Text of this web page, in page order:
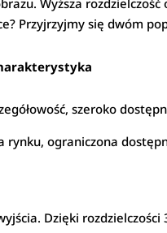
Wyższa rozdzielczość
Przyjrzyjmy się dwóm
szeroko
rynku, ograniczona
Dzięki